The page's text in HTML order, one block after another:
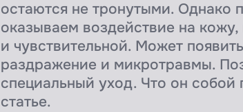
остаются не тронутыми. Однако
оказываем воздействие на кожу,
и чувствительной. Может
раздражение и микротравмы.
специальный уход. Что он
статье.